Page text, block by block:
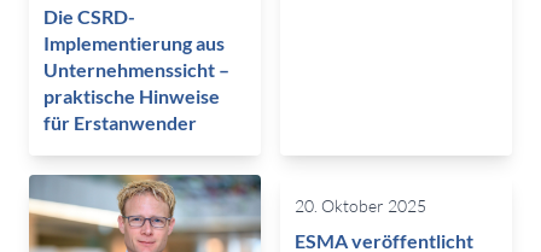
Die CSRD-
Implementierung aus
Unternehmenssicht –
praktische Hinweise
für Erstanwender
20. Oktober 2025
ESMA veröffentlicht